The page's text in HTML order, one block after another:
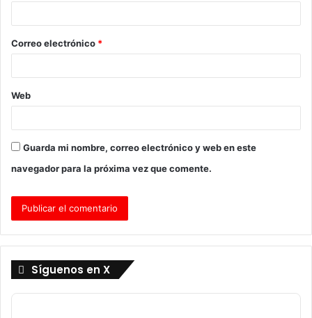
*
Correo electrónico *
Web
Guarda mi nombre, correo electrónico y web en este
navegador para la próxima vez que comente.
Síguenos en X